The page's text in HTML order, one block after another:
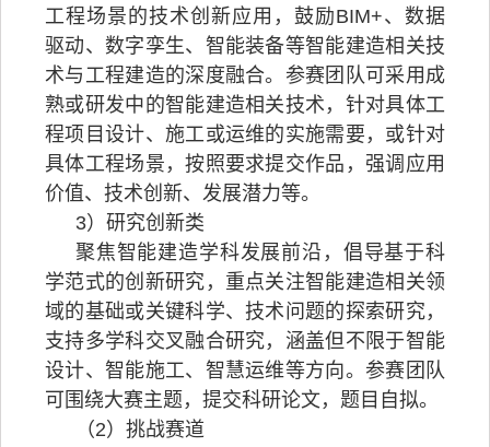
工程场景的技术创新应用，鼓励BIM+、数据
驱动、数字孪生、智能装备等智能建造相关技
术与工程建造的深度融合。参赛团队可采用成
熟或研发中的智能建造相关技术，针对具体工
程项目设计、施工或运维的实施需要，或针对
具体工程场景，按照要求提交作品，强调应用
价值、技术创新、发展潜力等。
3）研究创新类
聚焦智能建造学科发展前沿，倡导基于科
学范式的创新研究，重点关注智能建造相关领
域的基础或关键科学、技术问题的探索研究，
支持多学科交叉融合研究，涵盖但不限于智能
设计、智能施工、智慧运维等方向。参赛团队
可围绕大赛主题，提交科研论文，题目自拟。
（2）挑战赛道